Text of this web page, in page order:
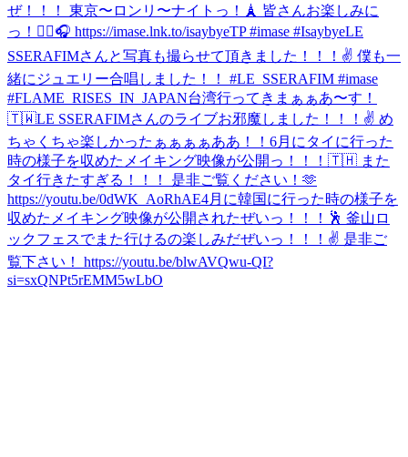
ぜ！！！ 東京〜ロンリ〜ナイトっ！🗼 皆さんお楽しみに
っ！✌🏼🎧 https://imase.lnk.to/isaybyeTP #imase #IsaybyeLE
SSERAFIMさんと写真も撮らせて頂きました！！！✌ 僕も一
緒にジュエリー合唱しました！！ #LE_SSERAFIM #imase
#FLAME_RISES_IN_JAPAN台湾行ってきまぁぁあ〜す！
🇹🇼LE SSERAFIMさんのライブお邪魔しました！！！✌️ め
ちゃくちゃ楽しかったぁぁぁぁああ！！ 6月にタイに行った
時の様子を収めたメイキング映像が公開っ！！！🇹🇭 また
タイ行きたすぎる！！！ 是非ご覧ください！🫶
https://youtu.be/0dWK_AoRhAE4月に韓国に行った時の様子を
収めたメイキング映像が公開されたぜいっ！！！🕺 釜山ロ
ックフェスでまた行けるの楽しみだぜいっ！！！✌️ 是非ご
覧下さい！ https://youtu.be/blwAVQwu-QI?
si=sxQNPt5rEMM5wLbO